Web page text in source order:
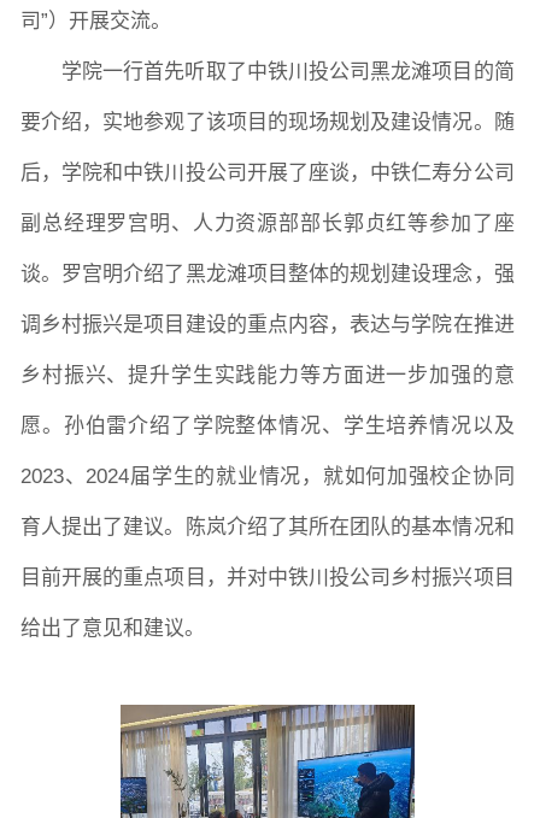
学生活动 创业就业 奖助学金
常用办公电话 办事流程 材料下载
司”）开展交流。
学院一行首先听取了中铁川投公司黑龙滩项目的简
要介绍，实地参观了该项目的现场规划及建设情况。随
后，学院和中铁川投公司开展了座谈，中铁仁寿分公司
副总经理罗宫明、人力资源部部长郭贞红等参加了座
谈。罗宫明介绍了黑龙滩项目整体的规划建设理念，强
调乡村振兴是项目建设的重点内容， 表达与学院在推进
乡村振兴、提升学生实践能力等方面进一步加强的意
愿。孙伯雷介绍了学院整体情况、学生培养情况以及
2023、2024届学生的就业情况， 就如何加强校企协同
育人提出了建议。陈岚介绍了其所在团队的基本情况和
目前开展的重点项目，并对中铁川投公司乡村振兴项目
给出了意见和建议。